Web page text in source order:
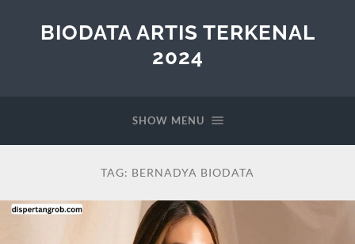
BIODATA ARTIS TERKENAL
2024
SHOW MENU
TAG: BERNADYA BIODATA